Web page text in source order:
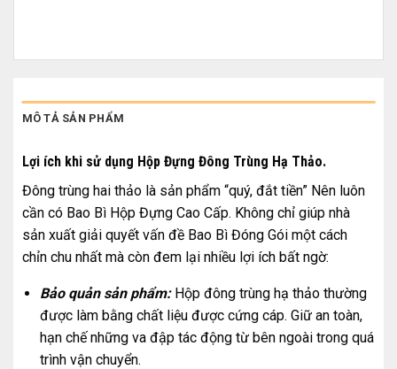
MÔ TẢ SẢN PHẨM
Lợi ích khi sử dụng Hộp Đựng Đông Trùng Hạ Thảo.
Đông trùng hai thảo là sản phẩm “quý, đắt tiền” Nên luôn
cần có Bao Bì Hộp Đựng Cao Cấp. Không chỉ giúp nhà
sản xuất giải quyết vấn đề Bao Bì Đóng Gói một cách
chỉn chu nhất mà còn đem lại nhiều lợi ích bất ngờ:
Bảo quản sản phẩm:Hộp đông trùng hạ thảo thường
được làm bằng chất liệu được cứng cáp. Giữ an toàn,
hạn chế những va đập tác động từ bên ngoài trong quá
trình vận chuyển.